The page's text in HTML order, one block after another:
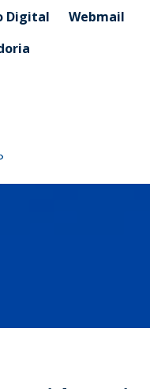
Digital
Webmail